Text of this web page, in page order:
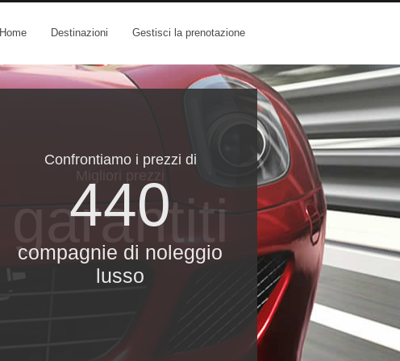
Home Destinazioni Gestisci la prenotazione
Confrontiamo i prezzi di
440
compagnie di noleggio
lusso
garantiti